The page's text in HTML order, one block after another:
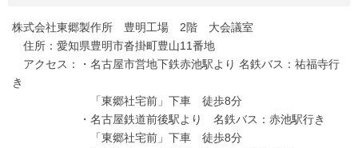
株式会社東郷製作所 豊明工場 2階 大会議室
住所：愛知県豊明市沓掛町豊山11番地
アクセス：・名古屋市営地下鉄赤池駅より 名鉄バス：祐福寺行
き
「東郷社宅前」下車 徒歩8分
・名古屋鉄道前後駅より 名鉄バス：赤池駅行き
「東郷社宅前」下車 徒歩8分